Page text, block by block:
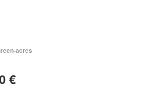
acres
€